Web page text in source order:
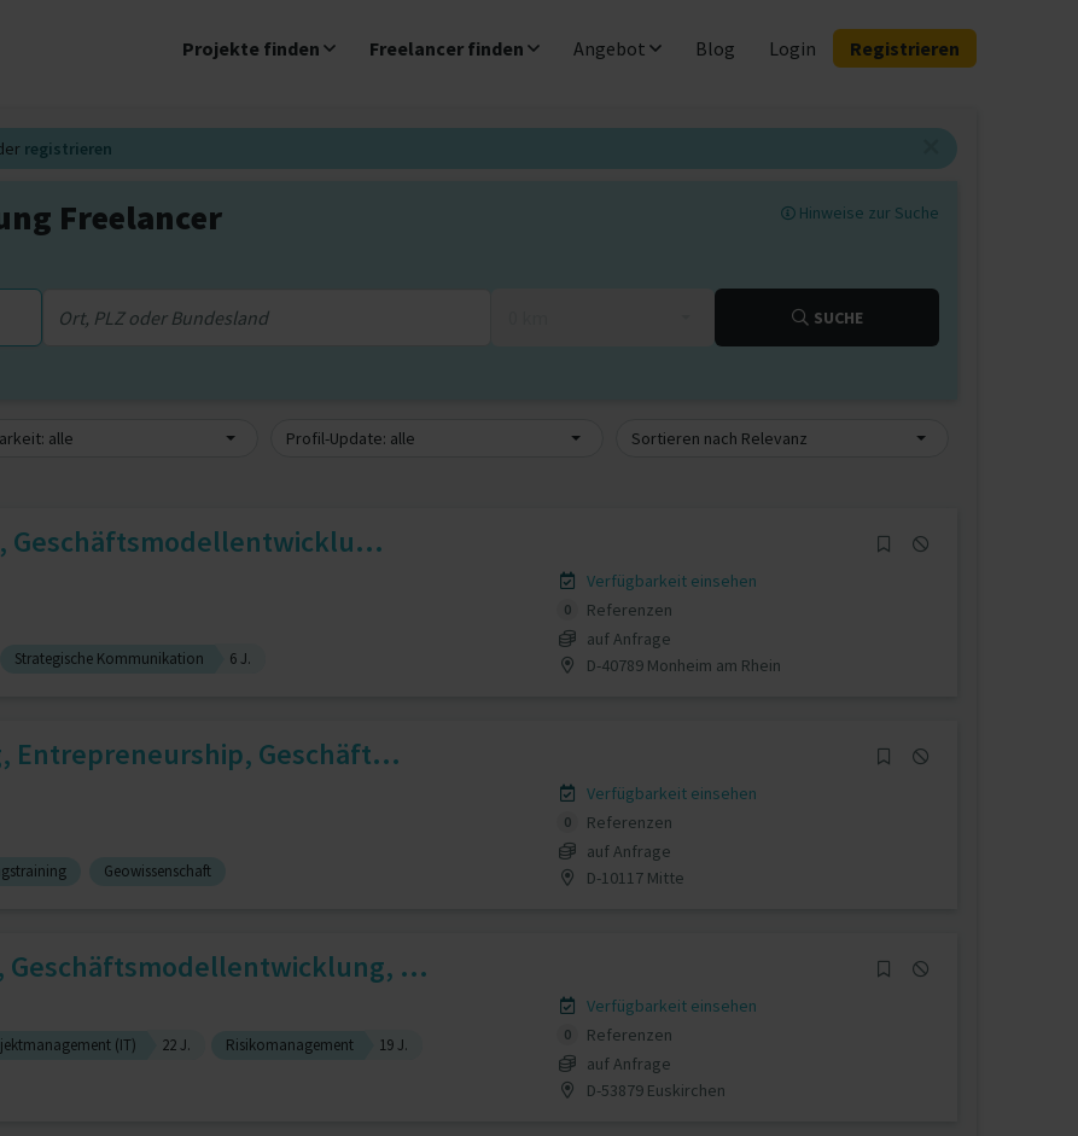
Projekte finden Freelancer finden Angebot Blog Login Registrieren
registrieren
Hinweise zur Suche
Freelancer
SUCHE
alle Profil-Update: alle
Sortieren nach Relevanz
Geschäftsmodellentwicklu...
Strategische Kommunikation 6 J.
Verfügbarkeit einsehen
0
Referenzen
auf Anfrage
D-40789 Monheim am Rhein
Entrepreneurship, Geschäft...
Geowissenschaft
Verfügbarkeit einsehen
0
Referenzen
auf Anfrage
D-10117 Mitte
Geschäftsmodellentwicklung, ...
(IT) 22 J. Risikomanagement
19 J.
Verfügbarkeit einsehen
0
Referenzen
auf Anfrage
D-53879 Euskirchen